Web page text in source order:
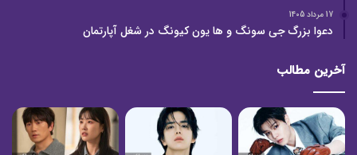
17 مرداد 1405
دعوا بزرگ جی سونگ و ها یون کیونگ در شغل آپارتمان
آخرین مطالب